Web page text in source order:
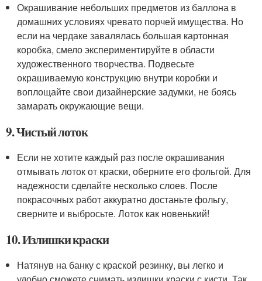
Окрашивание небольших предметов из баллона в
домашних условиях чревато порчей имущества. Но
если на чердаке завалялась большая картонная
коробка, смело экспериментируйте в области
художественного творчества. Подвесьте
окрашиваемую конструкцию внутри коробки и
воплощайте свои дизайнерские задумки, не боясь
замарать окружающие вещи.
9. Чистый лоток
Если не хотите каждый раз после окрашивания
отмывать лоток от краски, оберните его фольгой. Для
надежности сделайте несколько слоев. После
покрасочных работ аккуратно достаньте фольгу,
сверните и выбросьте. Лоток как новенький!
10. Излишки краски
Натянув на банку с краской резинку, вы легко и